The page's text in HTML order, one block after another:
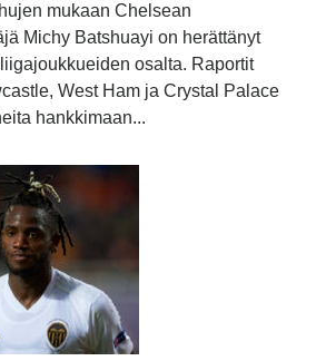
mukaan Chelsean
Michy Batshuayi on herättänyt
osalta. Raportit
West Ham ja Crystal Palace
hankkimaan...